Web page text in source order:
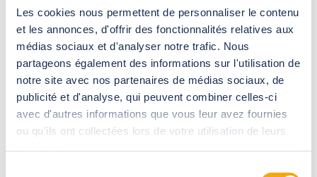
Les cookies nous permettent de personnaliser le contenu
et les annonces, d'offrir des fonctionnalités relatives aux
médias sociaux et d'analyser notre trafic. Nous
partageons également des informations sur l'utilisation de
notre site avec nos partenaires de médias sociaux, de
publicité et d'analyse, qui peuvent combiner celles-ci
avec d'autres informations que vous leur avez fournies
ou qu'ils ont collectées lors de votre utilisation de leurs
informazioni relative al tuo progetto (copertura...).
Per quali motivi raccogliamo i tuoi dati? (finalità del trattamento)
I tuoi dati personali saranno raccolti e utilizzati solo con il tuo
consenso o qualora il loro utilizzo si fondi su una delle basi